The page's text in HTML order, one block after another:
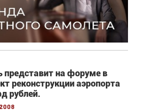
представит на форуме в
реконструкции аэропорта
рублей.